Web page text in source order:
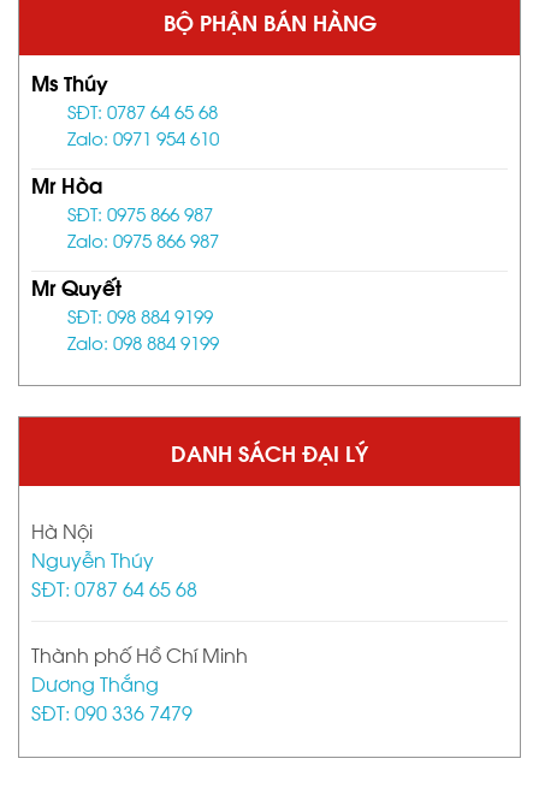
BỘ PHẬN BÁN HÀNG
Ms Thúy
SĐT: 0787 64 65 68
Zalo: 0971 954 610
Mr Hòa
SĐT: 0975 866 987
Zalo: 0975 866 987
Mr Quyết
SĐT: 098 884 9199
Zalo: 098 884 9199
DANH SÁCH ĐẠI LÝ
Hà Nội
Nguyễn Thúy
SĐT: 0787 64 65 68
Thành phố Hồ Chí Minh
Dương Thắng
SĐT: 090 336 7479